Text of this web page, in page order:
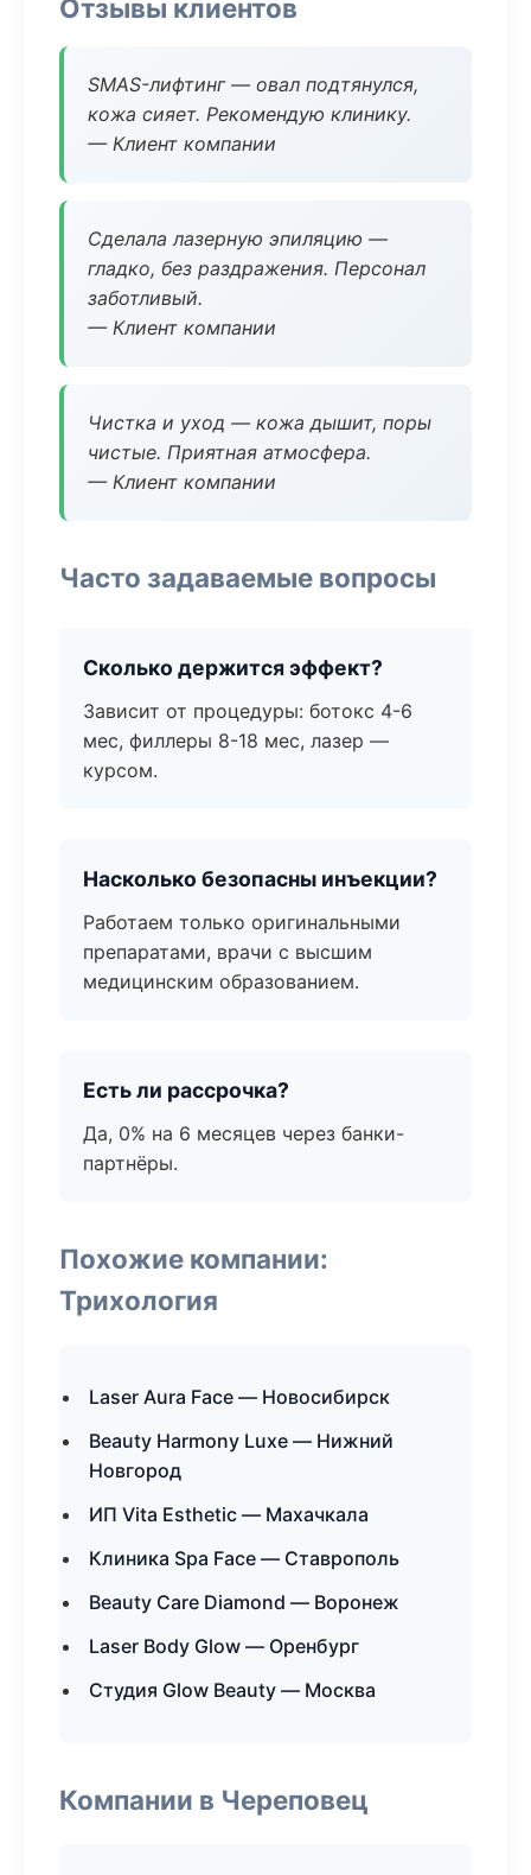
Отзывы клиентов
SMAS-лифтинг — овал подтянулся,
кожа сияет. Рекомендую клинику.
— Клиент компании
Сделала лазерную эпиляцию —
гладко, без раздражения. Персонал
заботливый.
— Клиент компании
Чистка и уход — кожа дышит, поры
чистые. Приятная атмосфера.
— Клиент компании
Часто задаваемые вопросы
Сколько держится эффект?
Зависит от процедуры: ботокс 4-6
мес, филлеры 8-18 мес, лазер —
курсом.
Насколько безопасны инъекции?
Работаем только оригинальными
препаратами, врачи с высшим
медицинским образованием.
Есть ли рассрочка?
Да, 0% на 6 месяцев через банки-
партнёры.
Похожие компании:
Трихология
Laser Aura Face — Новосибирск
Beauty Harmony Luxe — Нижний
Новгород
ИП Vita Esthetic — Махачкала
Клиника Spa Face — Ставрополь
Beauty Care Diamond — Воронеж
Laser Body Glow — Оренбург
Студия Glow Beauty — Москва
Компании в Череповец